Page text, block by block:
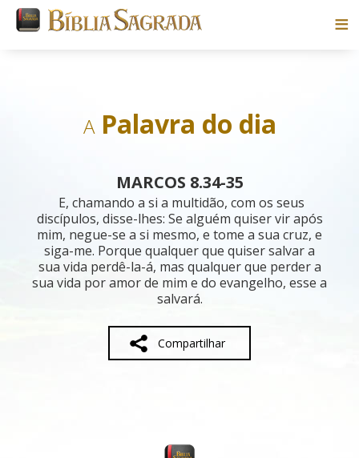
Blog
Parceiros
Sobre
APalavra do dia
MARCOS 8.34-35
E, chamando a si a multidão, com os seus
discípulos, disse-lhes: Se alguém quiser vir após
mim, negue-se a si mesmo, e tome a sua cruz, e
siga-me. Porque qualquer que quiser salvar a
sua vida perdê-la-á, mas qualquer que perder a
sua vida por amor de mim e do evangelho, esse a
salvará.
Compartilhar